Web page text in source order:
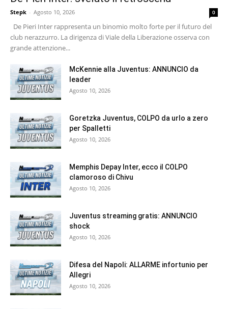
Stepk - Agosto 10, 2026 0
De Pieri Inter rappresenta un binomio molto forte per il futuro del
club nerazzurro. La dirigenza di Viale della Liberazione osserva con
grande attenzione...
McKennie alla Juventus: ANNUNCIO da
leader
Agosto 10, 2026
Goretzka Juventus, COLPO da urlo a zero
per Spalletti
Agosto 10, 2026
Memphis Depay Inter, ecco il COLPO
clamoroso di Chivu
Agosto 10, 2026
Juventus streaming gratis: ANNUNCIO
shock
Agosto 10, 2026
Difesa del Napoli: ALLARME infortunio per
Allegri
Agosto 10, 2026